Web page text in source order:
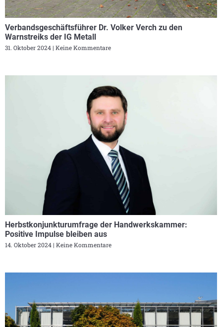
Verbandsgeschäftsführer Dr. Volker Verch zu den
Warnstreiks der IG Metall
31. Oktober 2024 Keine Kommentare
Herbstkonjunkturumfrage der Handwerkskammer:
Positive Impulse bleiben aus
14. Oktober 2024 Keine Kommentare